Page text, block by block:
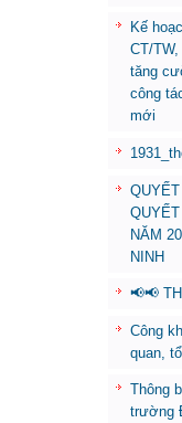
Kế
CT/
tăng
công
mới
NĂM
NINH
📢📢
Công
quan,
Thông
trường